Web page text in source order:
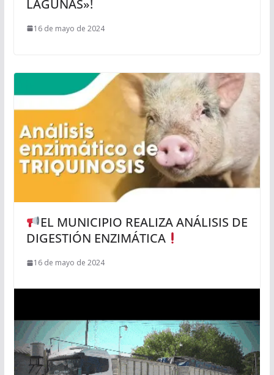
LAGUNAS»!
16 de mayo de 2024
EL MUNICIPIO REALIZA ANÁLISIS DE
DIGESTIÓN ENZIMÁTICA
16 de mayo de 2024